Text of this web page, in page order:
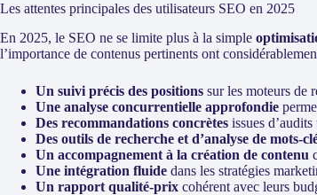
Les attentes principales des utilisateurs SEO en 2025
En 2025, le SEO ne se limite plus à la simple
l’importance de contenus pertinents ont
Un suivi précis des positions sur les moteurs de
Une analyse concurrentielle approfondie
Des recommandations concrètes issues
Des outils de recherche et d’analyse de mots-
Un accompagnement à la création de contenu
Une intégration fluide dans les stratégies
Un rapport qualité-prix cohérent avec leurs